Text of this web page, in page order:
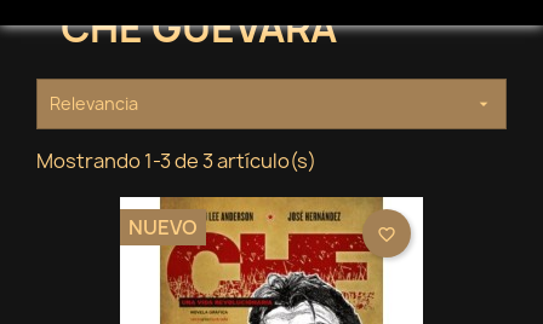
CHE GUEVARA
Relevancia 
Mostrando 1-3 de 3 artículo(s)
NUEVO favorite_border